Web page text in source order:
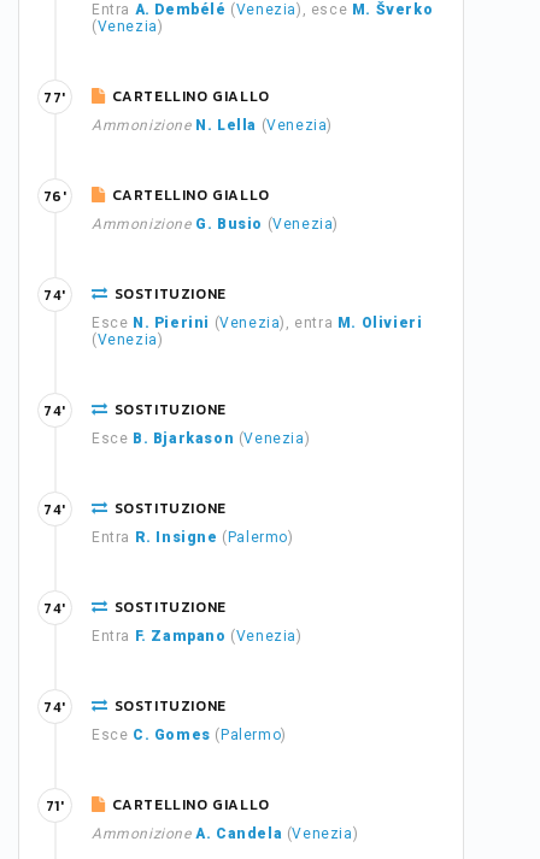
Entra A. Dembélé (Venezia), esce M. Šverko
(Venezia)
CARTELLINO GIALLO
Ammonizione N. Lella (Venezia)
77'
CARTELLINO GIALLO
Ammonizione G. Busio (Venezia)
76'
SOSTITUZIONE
Esce N. Pierini (Venezia), entra M. Olivieri
(Venezia)
74'
SOSTITUZIONE
Esce B. Bjarkason (Venezia)
74'
SOSTITUZIONE
Entra R. Insigne ( Palermo)
74'
SOSTITUZIONE
Entra F. Zampano (Venezia)
74'
SOSTITUZIONE
Esce C. Gomes ( Palermo)
74'
CARTELLINO GIALLO
Ammonizione A. Candela (Venezia)
71'